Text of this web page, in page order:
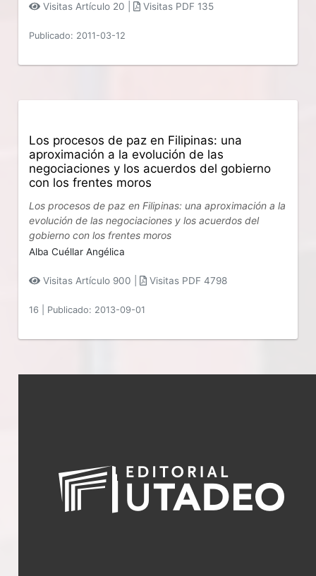
Visitas Artículo 20 | Visitas PDF 135
Publicado: 2011-03-12
Los procesos de paz en Filipinas: una
aproximación a la evolución de las
negociaciones y los acuerdos del gobierno
con los frentes moros
Los procesos de paz en Filipinas: una aproximación a la
evolución de las negociaciones y los acuerdos del
gobierno con los frentes moros
Alba Cuéllar Angélica
Visitas Artículo 900 | Visitas PDF 4798
16 Publicado: 2013-09-01